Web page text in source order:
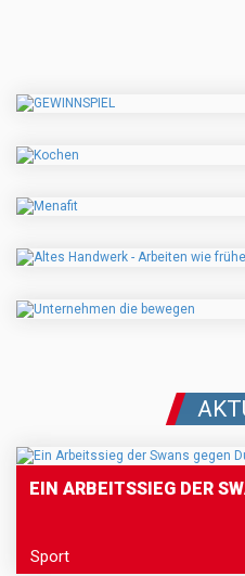
EIN ARBEITSSIEG DER
Sport